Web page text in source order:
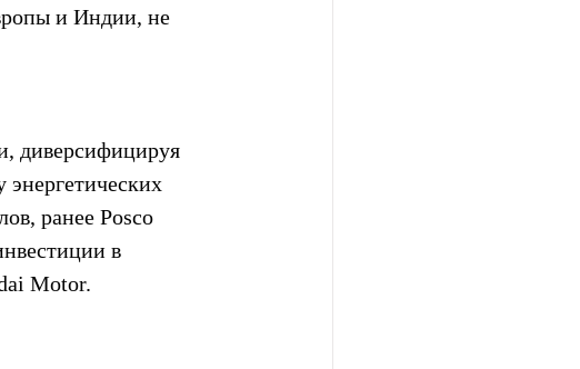
и Индии, не
диверсифицируя
энергетических
ранее Posco
в
Motor.